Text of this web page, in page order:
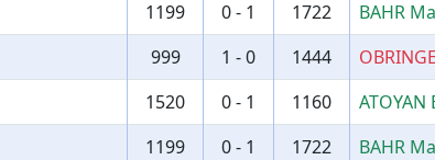
1199 0 - 1 1722 BAHR
999 1 - 0 1444
1520 0 - 1 1160 ATOYAN
1199 0 - 1 1722 BAHR